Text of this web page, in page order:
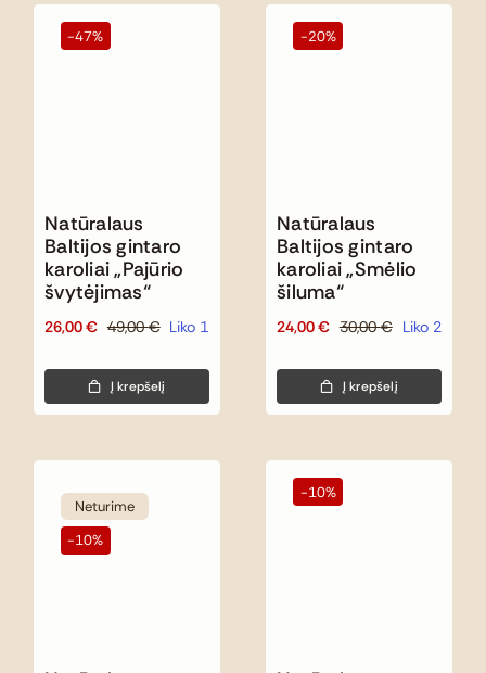
-47%
Natūralaus
Baltijos gintaro
karoliai „Pajūrio
švytėjimas“
49,00€
Original
was:
49,00 €.
26,00€
Current
is:
26,00 €.
Liko 1
Į krepšelį
-20%
Natūralaus
Baltijos gintaro
karoliai „Smėlio
šiluma“
30,00€
Original
was:
30,00 €.
24,00€
Current
is:
24,00 €.
Liko 2
Į krepšelį
Neturime
-10%
-10%